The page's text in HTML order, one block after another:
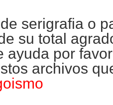
serigrafiao
su total
ayuda por
archivos